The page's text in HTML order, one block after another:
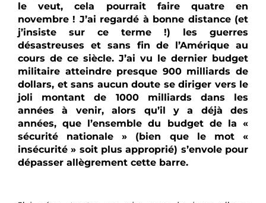
le veut, cela pourrait faire quatre en
novembre ! J’ai regardé à bonne distance (et
j’insiste sur ce terme !) les guerres
désastreuses et sans fin de l’Amérique au
cours de ce siècle. J’ai vu le dernier budget
militaire atteindre presque 900 milliards de
dollars, et sans aucun doute se diriger vers le
joli montant de 1000 milliards dans les
années à venir, alors qu’il y a déjà des
années, que l’ensemble du budget de la «
sécurité nationale » (bien que le mot «
insécurité » soit plus approprié) s’envole pour
dépasser allègrement cette barre.